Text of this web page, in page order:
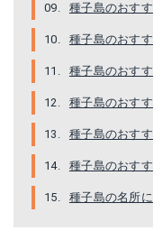
種子島のおす
種子島のおす
種子島のおす
種子島のおす
種子島のおす
種子島のおす
種子島の名所